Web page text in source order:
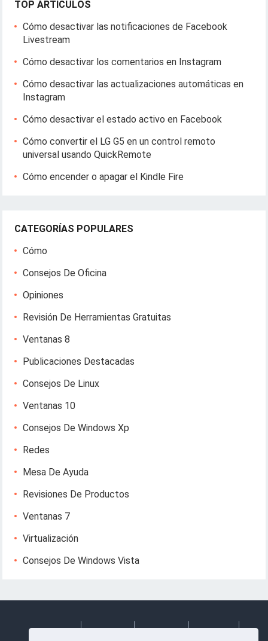
TOP ARTÍCULOS
Cómo desactivar las notificaciones de Facebook
Livestream
Cómo desactivar los comentarios en Instagram
Cómo desactivar las actualizaciones automáticas en
Instagram
Cómo desactivar el estado activo en Facebook
Cómo convertir el LG G5 en un control remoto
universal usando QuickRemote
Cómo encender o apagar el Kindle Fire
CATEGORÍAS POPULARES
Cómo
Consejos De Oficina
Opiniones
Revisión De Herramientas Gratuitas
Ventanas 8
Publicaciones Destacadas
Consejos De Linux
Ventanas 10
Consejos De Windows Xp
Redes
Mesa De Ayuda
Revisiones De Productos
Ventanas 7
Virtualización
Consejos De Windows Vista